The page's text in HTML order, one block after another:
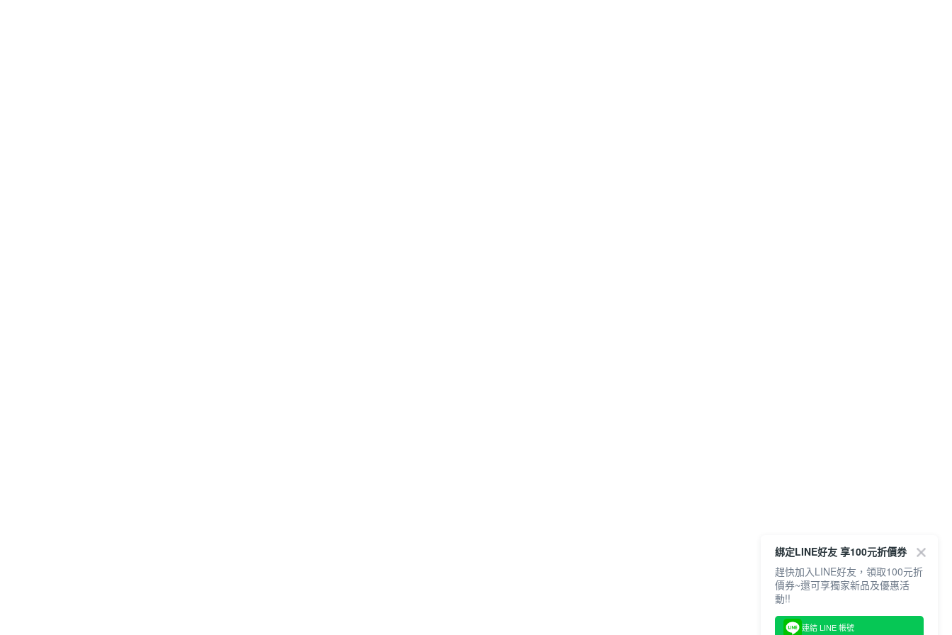
綁定LINE好友 享100元折價券
趕快加入LINE好友，領取100元折
價券~還可享獨家新品及優惠活
動!!
連結 LINE 帳號